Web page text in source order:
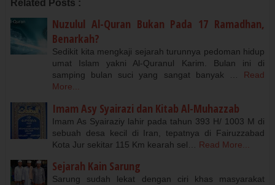
Related Posts :
Nuzulul Al-Quran Bukan Pada 17 Ramadhan,
Benarkah?
Sedikit kita mengkaji sejarah turunnya pedoman hidup
umat Islam yakni Al-Quranul Karim. Bulan ini di
samping bulan suci yang sangat banyak …
Read
More...
Imam Asy Syairazi dan Kitab Al-Muhazzab
Imam As Syairaziy lahir pada tahun 393 H/ 1003 M di
sebuah desa kecil di Iran, tepatnya di Fairuzzabad
Kota Jur sekitar 115 Km kearah sel…
Read More...
Sejarah Kain Sarung
Sarung sudah lekat dengan ciri khas masyarakat